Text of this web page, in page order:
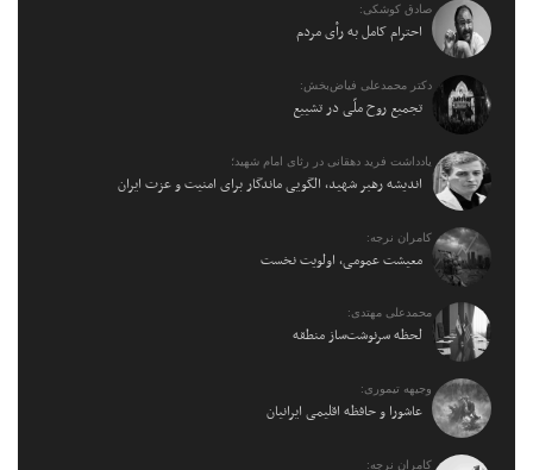
صادق کوشکی:
احترام کامل به رأی مردم
دکتر محمدعلی فیاض‌بخش:
تجمیع روح ملّی در تشییع
یادداشت فرید دهقانی در رثای امام شهید؛
اندیشه رهبر شهید، الگویی ماندگار برای امنیت و عزت ایران
کامران نرجه:
معیشت عمومی، اولویت نخست
محمدعلی مهتدی:
لحظه سرنوشت‌ساز منطقه
وجیهه تیموری:
عاشورا و حافظه اقلیمی ایرانیان
کامران نرجه: